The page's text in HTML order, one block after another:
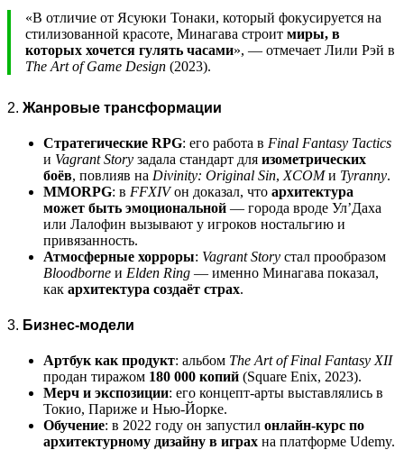
«В отличие от Ясуюки Тонаки, который фокусируется на
стилизованной красоте, Минагава строит миры, в
которых хочется гулять часами», — отмечает Лили Рэй в
The Art of Game Design (2023).
2. Жанровые трансформации
Стратегические RPG: его работа в Final Fantasy Tactics
и Vagrant Story задала стандарт для изометрических
боёв, повлияв на Divinity: Original Sin, XCOMи Tyranny.
MMORPG: в FFXIVон доказал, что архитектура
может быть эмоциональной — города вроде Ул’Даха
или Лалофин вызывают у игроков ностальгию и
привязанность.
Атмосферные хорроры: Vagrant Story стал прообразом
Bloodborne и Elden Ring — именно Минагава показал,
как архитектура создаёт страх.
3. Бизнес-модели
Артбук как продукт: альбом The Art of Final Fantasy XII
продан тиражом 180 000 копий (Square Enix, 2023).
Мерч и экспозиции: его концепт-арты выставлялись в
Токио, Париже и Нью-Йорке.
Обучение: в 2022 году он запустил онлайн-курс по
архитектурному дизайну в играх на платформе Udemy.